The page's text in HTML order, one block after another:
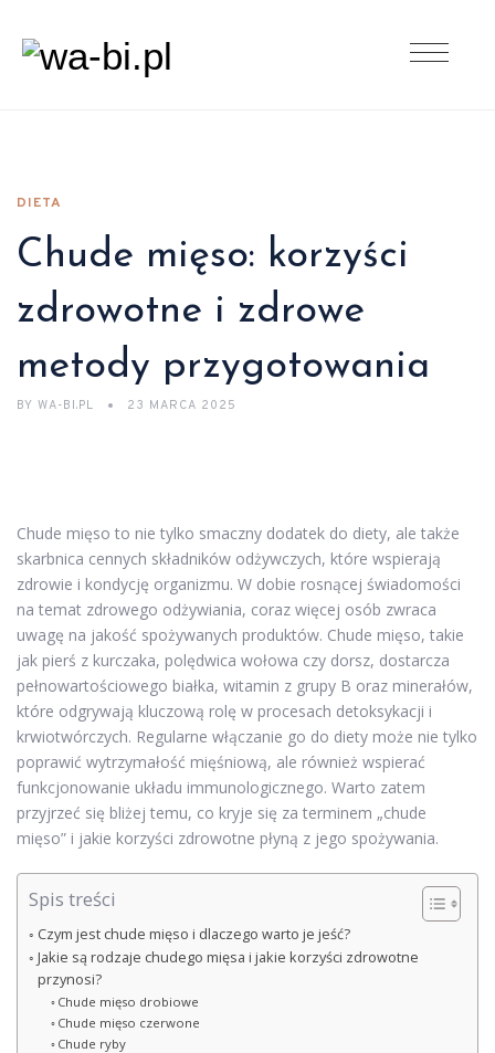
DIETA
Chude mięso: korzyści
zdrowotne i zdrowe
metody przygotowania
BY WA-BI.PL 23 MARCA 2025
Chude mięso to nie tylko smaczny dodatek do diety, ale także
skarbnica cennych składników odżywczych, które wspierają
zdrowie i kondycję organizmu. W dobie rosnącej świadomości
na temat zdrowego odżywiania, coraz więcej osób zwraca
uwagę na jakość spożywanych produktów. Chude mięso, takie
jak pierś z kurczaka, polędwica wołowa czy dorsz, dostarcza
pełnowartościowego białka, witamin z grupy B oraz minerałów,
które odgrywają kluczową rolę w procesach detoksykacji i
krwiotwórczych. Regularne włączanie go do diety może nie tylko
poprawić wytrzymałość mięśniową, ale również wspierać
funkcjonowanie układu immunologicznego. Warto zatem
przyjrzeć się bliżej temu, co kryje się za terminem „chude
mięso” i jakie korzyści zdrowotne płyną z jego spożywania.
Spis treści
Czym jest chude mięso i dlaczego warto je jeść?
Jakie są rodzaje chudego mięsa i jakie korzyści zdrowotne
przynosi?
Chude mięso drobiowe
Chude mięso czerwone
Chude ryby